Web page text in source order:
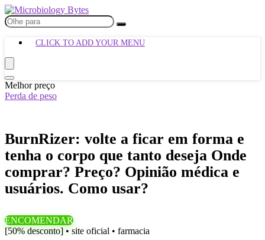
CLICK TO ADD YOUR MENU
Melhor preço
Perda de peso
BurnRizer: volte a ficar em forma e
tenha o corpo que tanto deseja Onde
comprar? Preço? Opinião médica e
usuários. Como usar?
ENCOMENDAR
[50% desconto] • site oficial • farmacia